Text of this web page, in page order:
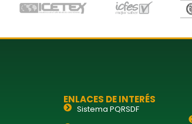
ENLACES DE INTERÉS
Sistema PQRSDF